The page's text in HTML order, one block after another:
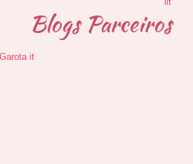
Blogs Parceiros